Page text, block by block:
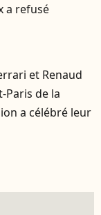
a refusé
et Renaud
Paris de la
a célébré leur